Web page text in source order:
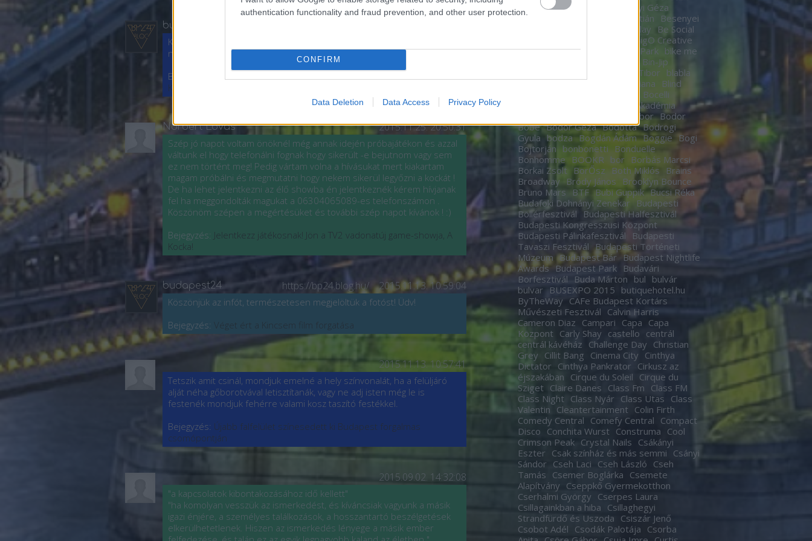
authentication functionality and fraud prevention, and other user protection.
CONFIRM
Data Deletion Data Access Privacy Policy
budapest24
Kedves Norbert! Kérésével, kérdésével forduljon a TV2-höz, mi ebben
nem vagyunk illetékesek, hiszen csak a műsort harangoztuk be! Üdv!
Bejegyzés:
Jelentkezz játékosnak! Jön a TV2 vadonatúj game-showja, A
Kocka!
Norbert Lovas 2015.11.25. 20:50:31
Szép jó napot voltam önöknél még annak idején próbajátékon és azzal
váltunk el hogy telefonálni fognak hogy sikerült -e bejutnom vagy sem
ez nem történt meg! Pedig vártam volna a hívásukat mert kiakartam
magam próbálni és megmutatni hogy nekem sikerül legyőzni a kockát !
De ha lehet jelentkezni az élő showba én jelentkeznék kérem hívjanak
fel ha meggondolták magukat a 06304065089-es telefonszámon .
Köszönöm szépen a megértésüket és további szép napot kívánok ! :)
Bejegyzés: Jelentkezz játékosnak! Jön a TV2 vadonatúj game-showja, A
Kocka!
budapest24 https://bp24.blog.hu/ 2015.11.13. 10:59:04
Köszönjük az infót, természetesen megjelöltük a fotóst! Üdv!
Bejegyzés: Véget ért a Kincsem film forgatása
2015.11.13. 10:57:41
Tetszik amit csinál, mondjuk emelné a hely színvonalát, ha a felüljáró
alját néha gőborotvával letisztítanák, vagy ne adj isten még le is
festenék mondjuk fehérre valami kosz taszító festékkel.
Bejegyzés: Újabb falfelület színesedett ki Budapest forgalmas
csomópontján
2015.09.02. 14:32:08
"a kapcsolatok kibontakozásához idő kellett"
"ha komolyan vesszük az ismerkedést, és kíváncsiak vagyunk a másik
igazi énjére, a személyes találkozások, a hosszantartó beszélgetések
elkerülhetetlenek. Hiszen az ismerkedés lényege a másik ember
Zoltán Berek Kati
Bereményi Géza
Bereznay Tamás
Berki Krisztián
Besenyei
Betty Barclay
Be Social
BigO Creative
Studio Big Time Rush Bikás Park bike me
Bin-Jip
Bitskey Tibor blabla
Black Nail Cabaret
Blahalouisiana
Blind
Bocelli
Bocus D’Or Akadémia
Bödőcs Tibor Bodor
Böbe Bodor Géza Bódottá Bodrogi
Gyula bodza Bogdán Ádám Boggie
Bogi
Bojtorján bonbonetti
Bonduelle
Bonhomme
BOOKR bor
Borbás Marcsi
Borkai Zsolt BorŐsz Both Miklós
Brains
Broadway
Bródy János
Brooklyn Bounce
Bruno Mars
BTF Bubi Guppik Bucsi Réka
Budafoki Dohnányi Zenekar
Budapesti
Böllérfesztivál
Budapesti Halfesztivál
Budapesti Kongresszusi Központ
Budapesti Pálinkafesztivál
Budapesti
Tavaszi Fesztivál Budapesti Történeti
Múzeum Budapest Bár Budapest Nightlife
Awards Budapest Park Budavári
Borfesztivál
Buda Márton bul bulvár
bulvar
BUSEXPO 2015 butiquehotel.hu
ByTheWay CAFe Budapest Kortárs
Művészeti Fesztivál Calvin Harris
Cameron Diaz Campari Capa Capa
Központ Carly Shay castello centrál
centrál kávéház Challenge Day Christian
Grey Cillit Bang Cinema City Cinthya
Dictator Cinthya Pankrator Cirkusz az
éjszakában Cirque du Soleil Cirque du
Sziget Claire Danes Class Fm Class FM
Class Night Class Nyár Class Utas Class
Valentin Cleantertainment Colin Firth
Comedy Central Comefy Central Compact
Disco Conchita Wurst Construma Cool
Crimson Peak Crystal Nails Csákányi
Eszter Csak színház és más semmi Csányi
Sándor Cseh Laci Cseh László Cseh
Tamás Csemer Boglárka Csemete
Alapítvány Cseppkő Gyermekotthon
Cserhalmi György Cserpes Laura
Csillagainkban a hiba Csillaghegyi
Strandfürdő és Uszoda Csiszár Jenő
Csobot Adél Csodák Palotája Csorba